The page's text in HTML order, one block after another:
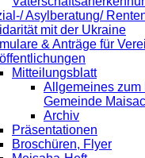
Asylberatung/
mit der Ukraine
& Anträge für
Mitteilungsblatt
Allgemeines zum
Gemeinde
Archiv
Präsentationen
Broschüren, Flyer